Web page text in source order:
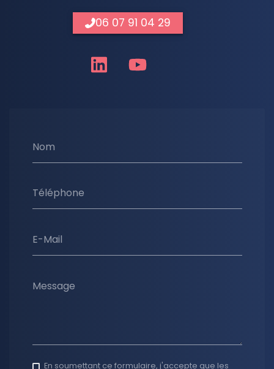
Nom
Téléphone
E-Mail
Message
En soumettant ce formulaire, j'accepte que les
06 07 91 04 29